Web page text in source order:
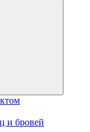
и бровей